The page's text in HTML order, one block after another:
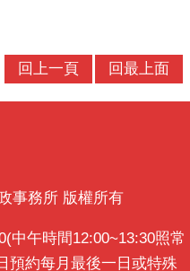
回上一頁 回最上面
事務所 版權所有
中午時間12:00~13:30照常
預約每月最後一日或特殊